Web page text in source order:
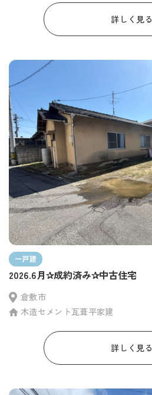
詳しく見る
一戸建
2026.6月✰成約済み✰中古住宅
倉敷市
木造セメント瓦葺平家建
詳しく見る